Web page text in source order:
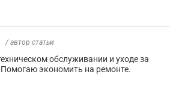
/ автор статьи
обслуживании и уходе за
экономить на ремонте.